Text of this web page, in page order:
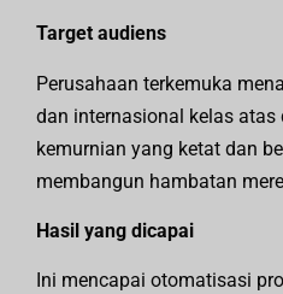
Target audiens
Perusahaan terkemuka
dan internasional kelas atas
kemurnian yang ketat dan
membangun hambatan
Hasil yang dicapai
Ini mencapai otomatisasi